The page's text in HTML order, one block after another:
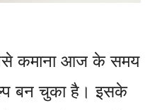
कमाना आज के समय
बन चुका है। इसके